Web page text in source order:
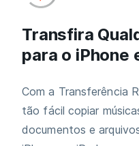
Transfira
para o iPhone
Com a Transferência
tão fácil copiar
documentos e